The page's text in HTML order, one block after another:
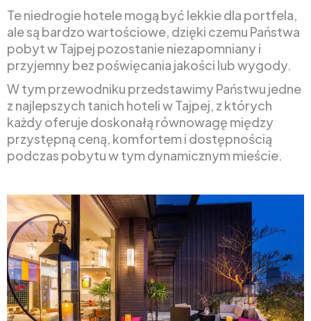
Te niedrogie hotele mogą być lekkie dla portfela,
ale są bardzo wartościowe, dzięki czemu Państwa
pobyt w Tajpej pozostanie niezapomniany i
przyjemny bez poświęcania jakości lub wygody.
W tym przewodniku przedstawimy Państwu jedne
z najlepszych tanich hoteli w Tajpej, z których
każdy oferuje doskonałą równowagę między
przystępną ceną, komfortem i dostępnością
podczas pobytu w tym dynamicznym mieście.